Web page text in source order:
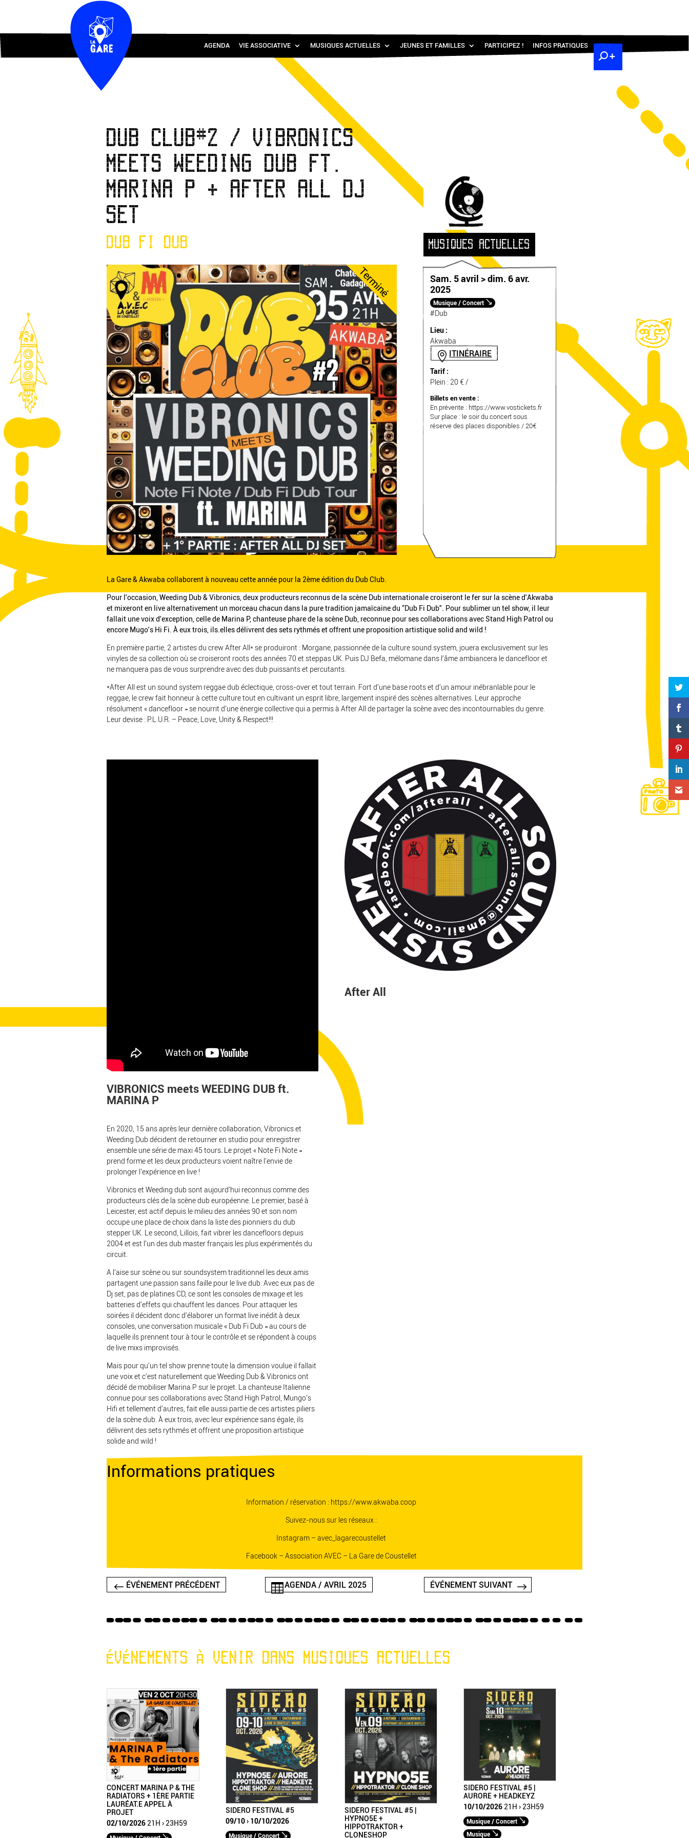
AGENDA VIE ASSOCIATIVE MUSIQUES ACTUELLES JEUNES ET FAMILLES PARTICIPEZ ! INFOS PRATIQUES
DUB CLUB#2 / VIBRONICS
MEETS WEEDING DUB FT.
MARINA P + AFTER ALL DJ
SET
DUB FI DUB MUSIQUES ACTUELLES
Terminé
Sam. 5 avril > dim. 6 avr.
2025
Musique / Concert
#Dub
Lieu :
Akwaba
ITINÉRAIRE
Tarif :
Plein : 20 € /
Billets en vente :
En prévente : https://www.vostickets.fr
Sur place : le soir du concert sous
réserve des places disponibles / 20€
La Gare & Akwaba collaborent à nouveau cette année pour la 2ème édition du Dub Club.
Pour l’occasion, Weeding Dub & Vibronics, deux producteurs reconnus de la scène Dub internationale croiseront le fer sur la scène d’Akwaba
et mixeront en live alternativement un morceau chacun dans la pure tradition jamaïcaine du “Dub Fi Dub”. Pour sublimer un tel show, il leur
fallait une voix d’exception, celle de Marina P, chanteuse phare de la scène Dub, reconnue pour ses collaborations avec Stand High Patrol ou
encore Mugo’s Hi Fi. À eux trois, ils.elles délivrent des sets rythmés et offrent une proposition artistique solid and wild !
En première partie, 2 artistes du crew After All* se produiront : Morgane, passionnée de la culture sound system, jouera exclusivement sur les
vinyles de sa collection où se croiseront roots des années 70 et steppas UK. Puis DJ Befa, mélomane dans l’âme ambiancera le dancefloor et
ne manquera pas de vous surprendre avec des dub puissants et percutants.
*After All est un sound system reggae dub éclectique, cross-over et tout terrain. Fort d’une base roots et d’un amour inébranlable pour le
reggae, le crew fait honneur à cette culture tout en cultivant un esprit libre, largement inspiré des scènes alternatives. Leur approche
résolument « dancefloor » se nourrit d’une énergie collective qui a permis à After All de partager la scène avec des incontournables du genre.
Leur devise : P.L.U.R. – Peace, Love, Unity & Respect!!!
VIBRONICS meets WEEDING DUB ft.
MARINA P
En 2020, 15 ans après leur dernière collaboration, Vibronics et
Weeding Dub décident de retourner en studio pour enregistrer
ensemble une série de maxi 45 tours. Le projet « Note Fi Note »
prend forme et les deux producteurs voient naître l’envie de
prolonger l’expérience en live !
Vibronics et Weeding dub sont aujourd’hui reconnus comme des
producteurs clés de la scène dub européenne. Le premier, basé à
Leicester, est actif depuis le milieu des années 90 et son nom
occupe une place de choix dans la liste des pionniers du dub
stepper UK. Le second, Lillois, fait vibrer les dancefloors depuis
2004 et est l’un des dub master français les plus expérimentés du
circuit.
A l’aise sur scène ou sur soundsystem traditionnel les deux amis
partagent une passion sans faille pour le live dub. Avec eux pas de
Dj set, pas de platines CD, ce sont les consoles de mixage et les
batteries d’effets qui chauffent les dances. Pour attaquer les
soirées il décident donc d’élaborer un format live inédit à deux
consoles, une conversation musicale « Dub Fi Dub » au cours de
laquelle ils prennent tour à tour le contrôle et se répondent à coups
de live mixs improvisés.
Mais pour qu’un tel show prenne toute la dimension voulue il fallait
une voix et c’est naturellement que Weeding Dub & Vibronics ont
décidé de mobiliser Marina P sur le projet. La chanteuse Italienne
connue pour ses collaborations avec Stand High Patrol, Mungo’s
Hifi et tellement d’autres, fait elle aussi partie de ces artistes piliers
de la scène dub. À eux trois, avec leur expérience sans égale, ils
délivrent des sets rythmés et offrent une proposition artistique
solide and wild !
After All
Informations pratiques
Information / réservation : https://www.akwaba.coop
Suivez-nous sur les réseaux :
Instagram – avec_lagarecoustellet
Facebook – Association AVEC – La Gare de Coustellet
ÉVÉNEMENT PRÉCÉDENT AGENDA / AVRIL 2025 ÉVÉNEMENT SUIVANT
ÉVÉNEMENTS À VENIR DANS MUSIQUES ACTUELLES
CONCERT MARINA P & THE
RADIATORS + 1ÈRE PARTIE
LAURÉAT.E APPEL À
PROJET
02/10/2026 21H › 23H59
SIDERO FESTIVAL #5
09/10 › 10/10/2026
Musique / Concert
SIDERO FESTIVAL #5 |
HYPNO5E +
HIPPOTRAKTOR +
CLONESHOP
SIDERO FESTIVAL #5 |
AURORE + HEADKEYZ
10/10/2026 21H › 23H59
Musique / Concert
Musique